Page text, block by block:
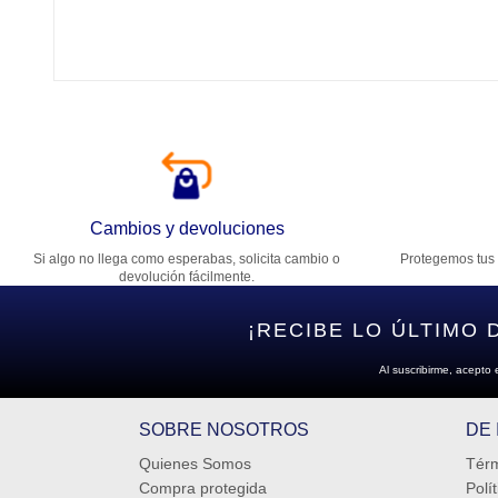
Cambios y devoluciones
Si algo no llega como esperabas, solicita cambio o
devolución fácilmente.
Protegemos
¡RECIBE LO ÚLTIMO
Al suscribirme, acepto
SOBRE NOSOTROS
Quienes Somos
Compra protegida
DE